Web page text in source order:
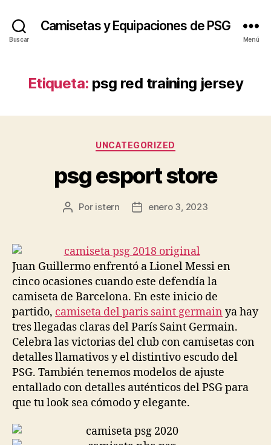
Buscar
Camisetas y Equipaciones de PSG
Menú
Etiqueta: psg red training jersey
Categorías
UNCATEGORIZED
psg esport store
Autor
entrada
Por istern
Fecha
entrada
enero 3, 2023
Juan Guillermo enfrentó a Lionel Messi en
cinco ocasiones cuando este defendía la
camiseta de Barcelona. En este inicio de
partido, camiseta del paris saint germain ya hay
tres llegadas claras del París Saint Germain.
Celebra las victorias del club con camisetas con
detalles llamativos y el distintivo escudo del
PSG. También tenemos modelos de ajuste
entallado con detalles auténticos del PSG para
que tu look sea cómodo y elegante.